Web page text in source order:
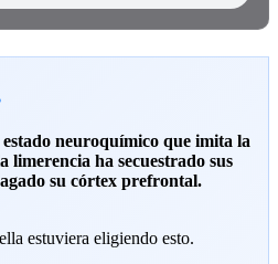
estado neuroquímico que imita la
ha secuestrado sus
su córtex prefrontal.
estuviera eligiendo esto.